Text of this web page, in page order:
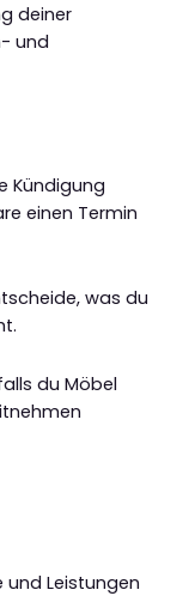
deiner
und
Kündigung
einen Termin
was du
du Möbel
und Leistungen